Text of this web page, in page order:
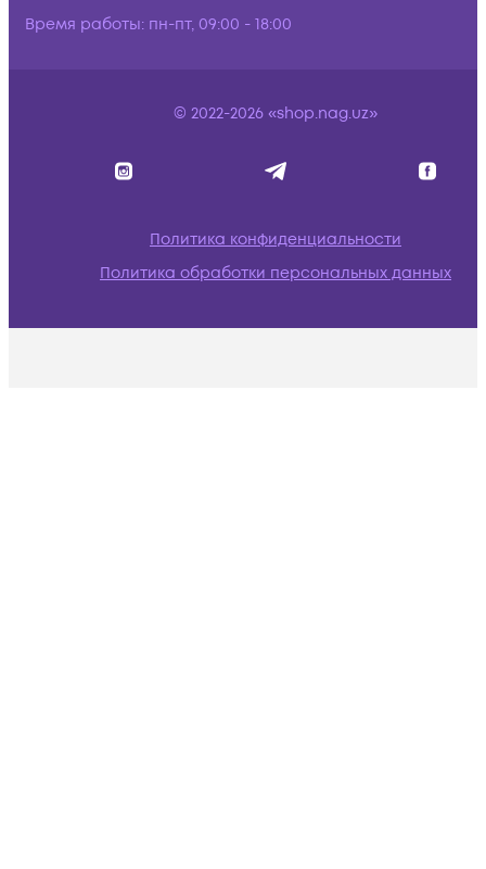
Время работы: пн-пт, 09:00 - 18:00
© 2022-2026 «shop.nag.uz»
Политика конфиденциальности
Политика обработки персональных данных